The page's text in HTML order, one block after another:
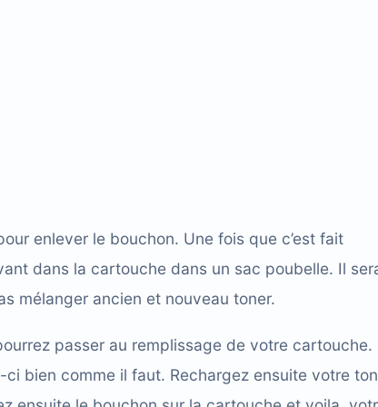
enlever le bouchon. Une fois que c’est fait
dans la cartouche dans un sac poubelle. Il
mélanger ancien et nouveau toner.
passer au remplissage de votre cartouche.
ci bien comme il faut. Rechargez ensuite votre